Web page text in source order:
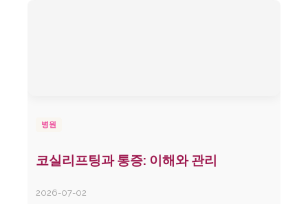
병원
코실리프팅과 통증: 이해와 관리
2026-07-02